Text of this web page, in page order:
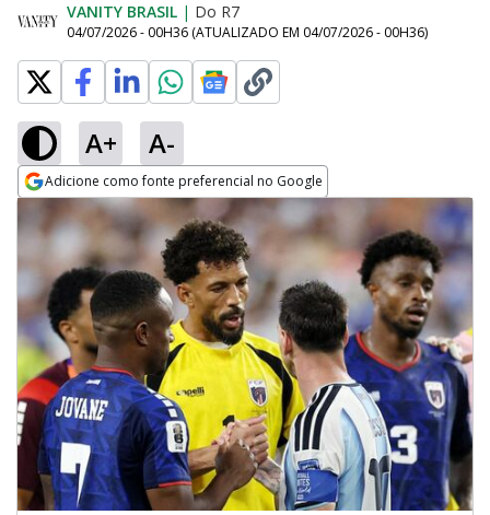
VANITY BRASIL | Do R7
04/07/2026 - 00H36 (ATUALIZADO EM 04/07/2026 - 00H36)
A+ A-
Adicione como fonte preferencial no Google
Opens in new window